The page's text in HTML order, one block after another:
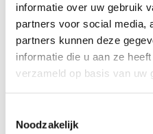
informatie over uw gebruik
partners voor social media,
partners kunnen deze
informatie die u aan ze
verzameld op basis van uw
Noodzakelijk
CLAIM